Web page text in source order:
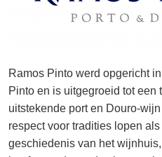
Ramos Pinto werd opgericht
Pinto en is uitgegroeid tot
uitstekende port en Douro-
respect voor tradities lopen
geschiedenis van het